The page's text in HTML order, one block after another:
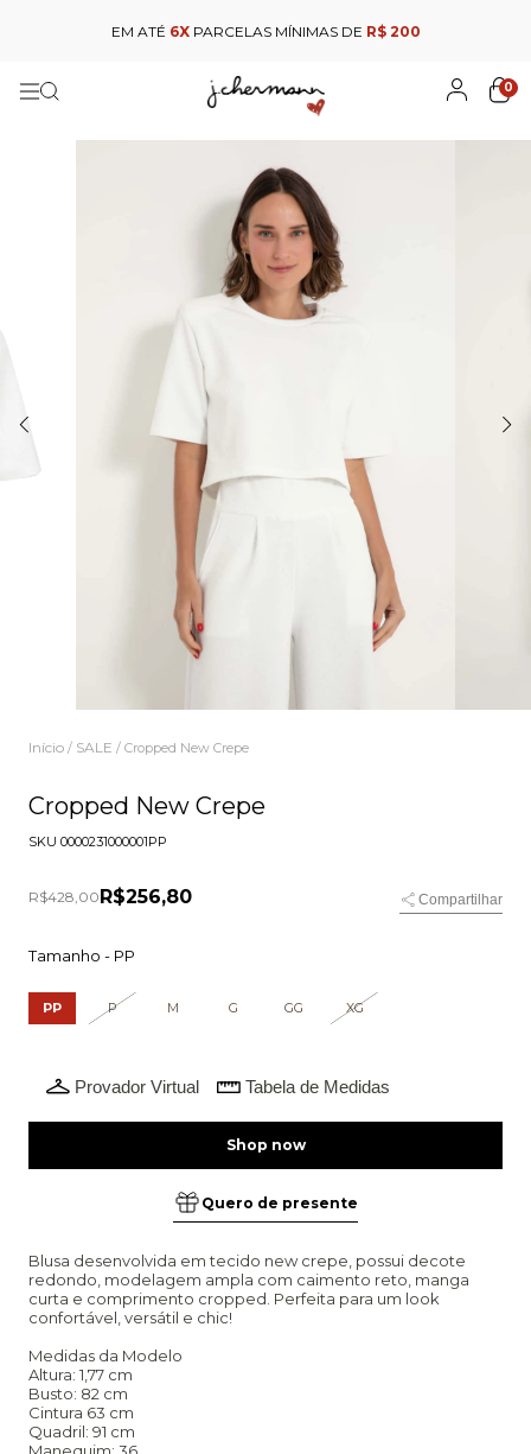
EM ATÉ 6XPARCELAS MÍNIMAS DE R$ 200
0
Início / SALE / Cropped New Crepe
Cropped New Crepe
SKU 0000231000001PP
R$428,00 R$256,80 Compartilhar
Tamanho - PP
PP P M G GG XG
Provador Virtual Tabela de Medidas
Quero de presente
Blusa desenvolvida em tecido new crepe, possui decote
redondo, modelagem ampla com caimento reto, manga
curta e comprimento cropped. Perfeita para um look
confortável, versátil e chic!
Medidas da Modelo
Altura: 1,77 cm
Busto: 82 cm
Cintura 63 cm
Quadril: 91 cm